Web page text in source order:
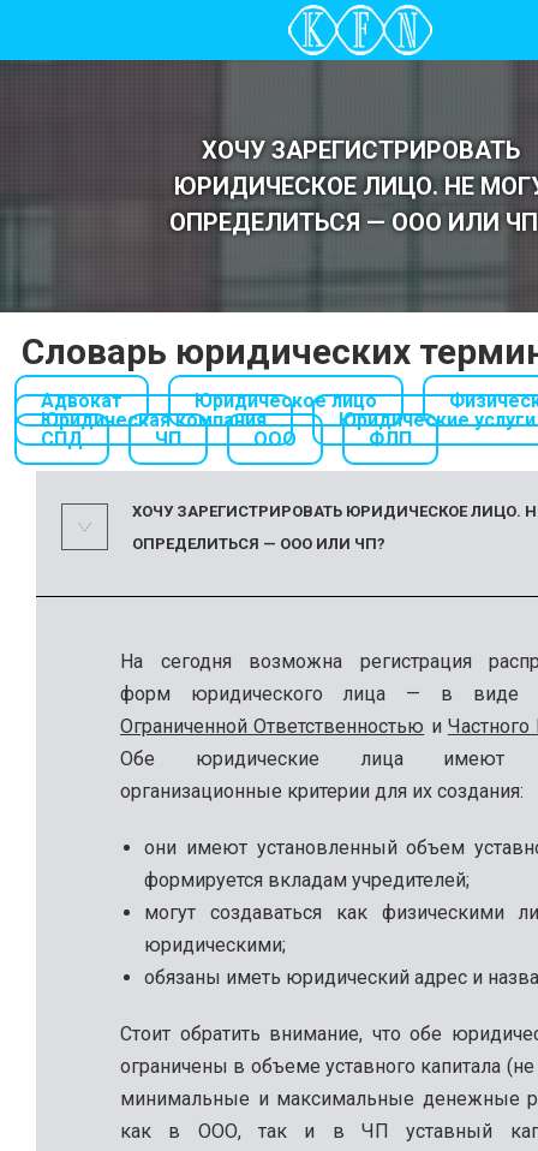
ХОЧУ ЗАРЕГИСТРИРОВАТЬ
ЮРИДИЧЕСКОЕ ЛИЦО. НЕ
ОПРЕДЕЛИТЬСЯ — ООО ИЛИ
Словарь юридических
Адвокат Юридическое лицо
Юридическая компания
Юридические услуги
СПД
ЧП ООО ФЛП
ХОЧУ ЗАРЕГИСТРИРОВАТЬ ЮРИДИЧЕСКОЕ ЛИЦО.
ОПРЕДЕЛИТЬСЯ — ООО ИЛИ ЧП?
На сегодня возможна регистрация
форм юридического лица — в виде
Ограниченной Ответственностью и
Обе юридические лица имеют
организационные критерии для их создания:
они имеют установленный объем
формируется вкладам учредителей;
могут создаваться как физическими
юридическими;
обязаны иметь юридический адрес и
Стоит обратить внимание, что обе
ограничены в объеме уставного капитала
минимальные и максимальные денежные
как в ООО, так и в ЧП уставный